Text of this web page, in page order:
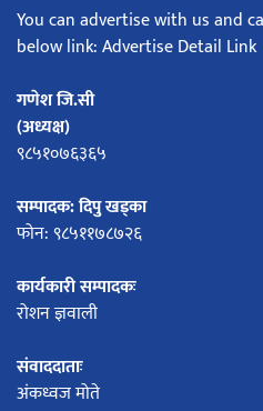
You can advertise with us and
below link: Advertise Detail Link
गणेश जि.सी
(अध्यक्ष)
९८५१०७६३६५
सम्पादक: दिपु खड्का
फोन: ९८५११७८७२६
कार्यकारी सम्पादकः
रोशन ज्ञवाली
संवाददाताः
अंकध्वज मोते